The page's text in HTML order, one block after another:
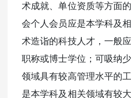
术成就、单位资质等方面
会个人会员应是本学科及
术造诣的科技人才，一般
职称或博士学位；可吸纳
领域具有较高管理水平的
是本学科及相关领域有较